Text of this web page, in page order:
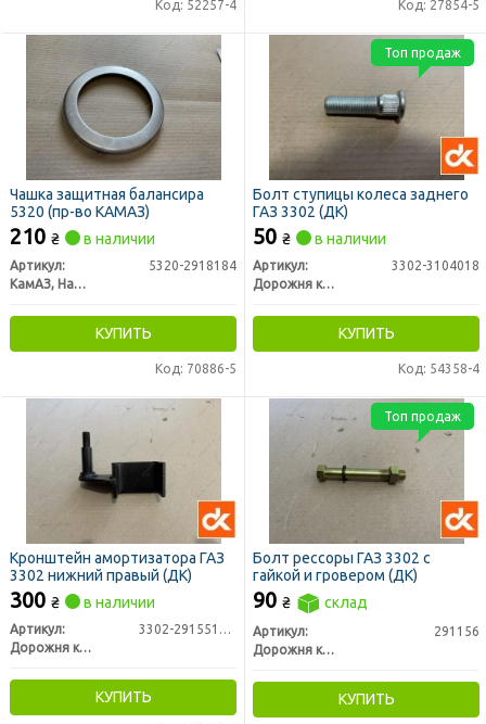
Код: 52257-4 Код: 27854-5
Чашка защитная балансира
5320 (пр-во КАМАЗ)
210 ₴ в наличии
Артикул:
5320-2918184
КамАЗ, Набережные Челны
КУПИТЬ
Код: 70886-5
Болт ступицы колеса заднего
ГАЗ 3302 (ДК)
50 ₴ в наличии
Артикул:
3302-3104018
Дорожня карта
КУПИТЬ
Код: 54358-4
Топ продаж
Кронштейн амортизатора ГАЗ
3302 нижний правый (ДК)
300 ₴ в наличии
Артикул:
3302-2915510-31
Дорожня карта
КУПИТЬ
Болт рессоры ГАЗ 3302 с
гайкой и гровером (ДК)
90 ₴ склад
Артикул:
291156
Дорожня карта
КУПИТЬ
Топ продаж